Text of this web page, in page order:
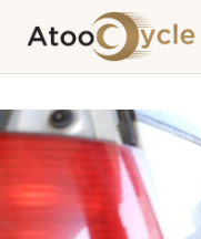
contenu